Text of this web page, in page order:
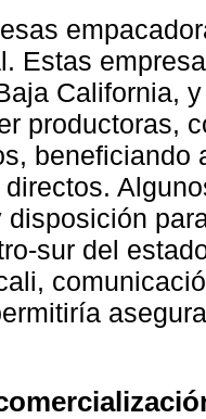
Estas
California,
productoras,
beneficiando
disposición
sur del